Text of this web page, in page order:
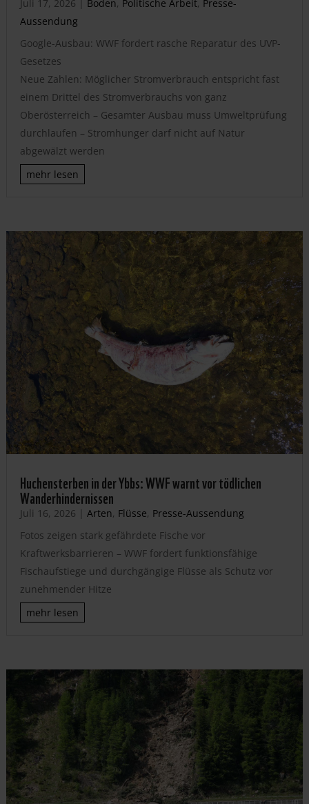
Juli 17, 2026 Boden, Politische Arbeit, Presse-
Aussendung
Google-Ausbau: WWF fordert rasche Reparatur des UVP-
Gesetzes
Neue Zahlen: Möglicher Stromverbrauch entspricht fast
einem Drittel des Stromverbrauchs von ganz
Oberösterreich – Gesamter Ausbau muss Umweltprüfung
durchlaufen – Stromhunger darf nicht auf Natur
abgewälzt werden
mehr lesen
Huchensterben in der Ybbs: WWF warnt vor tödlichen
Wanderhindernissen
Juli 16, 2026 | Arten, Flüsse, Presse-Aussendung
Fotos zeigen stark gefährdete Fische vor
Kraftwerksbarrieren – WWF fordert funktionsfähige
Fischaufstiege und durchgängige Flüsse als Schutz vor
zunehmender Hitze
mehr lesen